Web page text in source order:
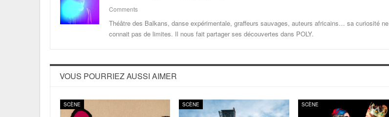
Comments
Théâtre des Balkans, danse expérimentale, graffeurs sauvages, auteurs africains… sa curiosité ne
connait pas de limites. Il nous fait partager ses découvertes dans POLY.
VOUS POURRIEZ AUSSI AIMER
SCÈNE SCÈNE SCÈNE